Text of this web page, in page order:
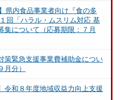
県内食品事業者向け『食の多
回「ハラル・ムスリム対応 基
集について（応募期限：７月
策緊急支援事業費補助金につい
分）
令和８年度地域収益力向上支援